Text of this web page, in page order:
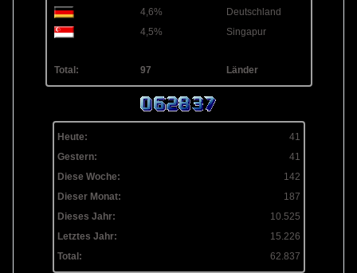
4,6%
Deutschland
4,5%
Singapur
Total: 97 Länder
Heute:
41
Gestern:
41
Diese Woche:
142
Dieser Monat:
187
Dieses Jahr:
10.525
Letztes Jahr:
15.226
Total:
62.837